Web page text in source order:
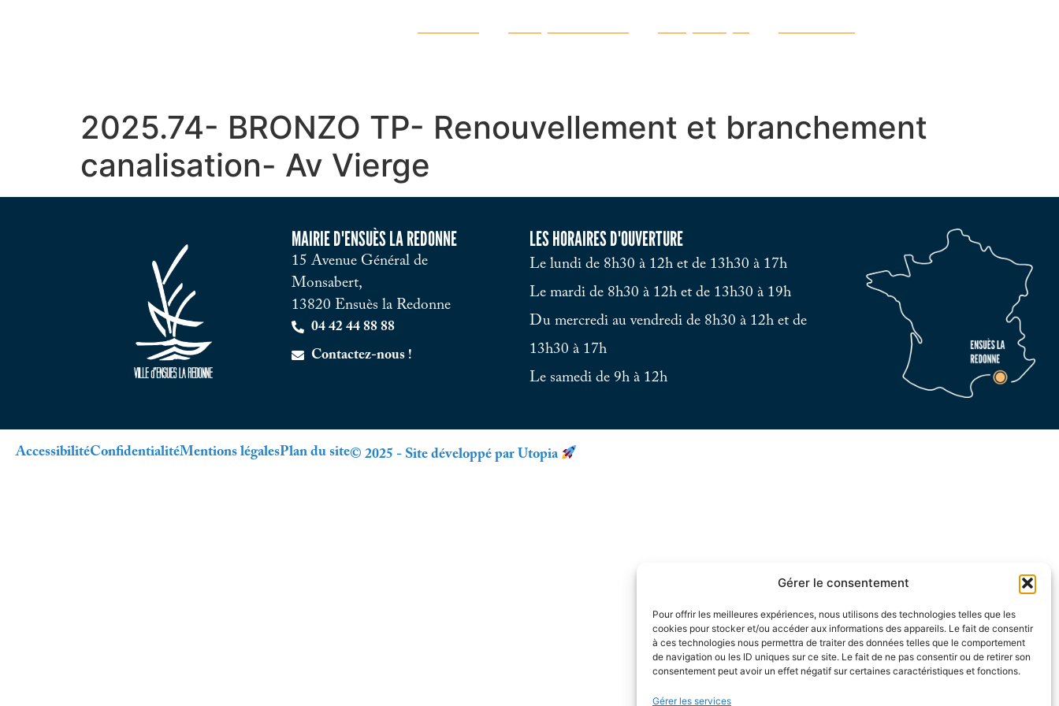
Gérer le consentement
Pour offrir les meilleures expériences, nous utilisons des technologies telles que les
cookies pour stocker et/ou accéder aux informations des appareils. Le fait de consentir
à ces technologies nous permettra de traiter des données telles que le comportement
de navigation ou les ID uniques sur ce site. Le fait de ne pas consentir ou de retirer son
consentement peut avoir un effet négatif sur certaines caractéristiques et fonctions.
Gérer les services
2025.74- BRONZO TP- Renouvellement et branchement
canalisation- Av Vierge
MAIRIE D'ENSUÈS LA REDONNE
15 Avenue Général de
Monsabert,
13820 Ensuès la Redonne
04 42 44 88 88
Contactez-nous !
LES HORAIRES D'OUVERTURE
Le lundi de 8h30 à 12h et de 13h30 à 17h
Le mardi de 8h30 à 12h et de 13h30 à 19h
Du mercredi au vendredi de 8h30 à 12h et de
13h30 à 17h
Le samedi de 9h à 12h
AccessibilitéConfidentialitéMentions légalesPlan du site© 2025 - Site développé par Utopia